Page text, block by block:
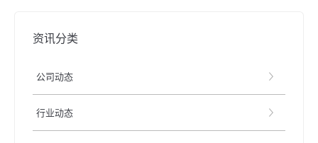
资讯分类
公司动态
行业动态